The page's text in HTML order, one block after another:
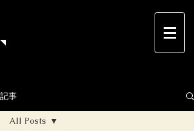
Leia（れいあ）のイラストサイト
当サイトは、イラストレーター Leia（れいあ）の作
記事
All Posts